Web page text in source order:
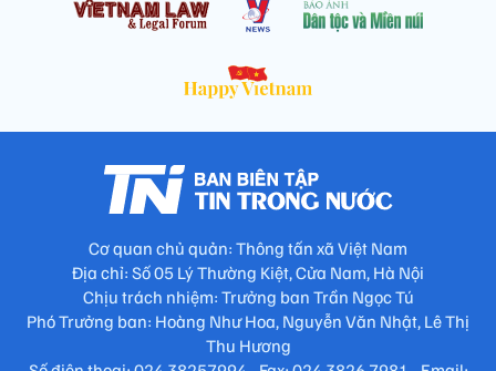
Cơ quan chủ quản: Thông tấn xã Việt Nam
Địa chỉ: Số 05 Lý Thường Kiệt, Cửa Nam, Hà Nội
Chịu trách nhiệm: Trưởng ban Trần Ngọc Tú
Phó Trưởng ban: Hoàng Như Hoa, Nguyễn Văn Nhật, Lê Thị
Thu Hương